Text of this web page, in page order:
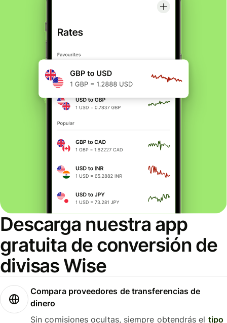
Descarga nuestra app
gratuita de conversión de
divisas Wise
Compara proveedores de transferencias de
dinero
Sin comisiones ocultas, siempre obtendrás el tipo